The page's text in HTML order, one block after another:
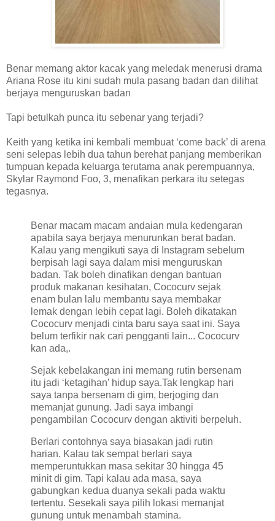
Benar memang aktor kacak yang meledak menerusi drama
Ariana Rose itu kini sudah mula pasang badan dan dilihat
berjaya menguruskan badan
Tapi betulkah punca itu sebenar yang terjadi?
Keith yang ketika ini kembali membuat ‘come back’ di arena
seni selepas lebih dua tahun berehat panjang memberikan
tumpuan kepada keluarga terutama anak perempuannya,
Skylar Raymond Foo, 3, menafikan perkara itu setegas
tegasnya.
Benar macam macam andaian mula kedengaran
apabila saya berjaya menurunkan berat badan.
Kalau yang mengikuti saya di Instagram sebelum
berpisah lagi saya dalam misi menguruskan
badan. Tak boleh dinafikan dengan bantuan
produk makanan kesihatan, Cococurv sejak
enam bulan lalu membantu saya membakar
lemak dengan lebih cepat lagi. Boleh dikatakan
Cococurv menjadi cinta baru saya saat ini. Saya
belum terfikir nak cari pengganti lain... Cococurv
kan ada,.
Sejak kebelakangan ini memang rutin bersenam
itu jadi ‘ketagihan’ hidup saya.Tak lengkap hari
saya tanpa bersenam di gim, berjoging dan
memanjat gunung. Jadi saya imbangi
pengambilan Cococurv dengan aktiviti berpeluh.
Berlari contohnya saya biasakan jadi rutin
harian. Kalau tak sempat berlari saya
memperuntukkan masa sekitar 30 hingga 45
minit di gim. Tapi kalau ada masa, saya
gabungkan kedua duanya sekali pada waktu
tertentu. Sesekali saya pilih lokasi memanjat
gunung untuk menambah stamina.